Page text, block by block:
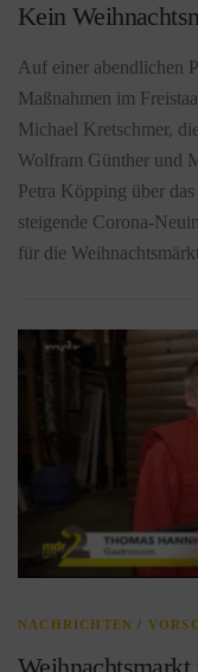
Kein
Auf einer abendlichen
Maßnahmen im
Michael Kretschmer,
Wolfram Günther und
Petra Köpping über
steigende Corona-
für die
NACHRICHTEN /